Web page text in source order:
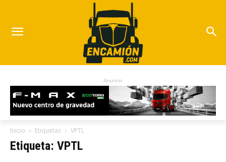
Anuncio
Inicio Etiquetas VPTL
Etiqueta: VPTL